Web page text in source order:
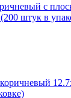
с
штук в